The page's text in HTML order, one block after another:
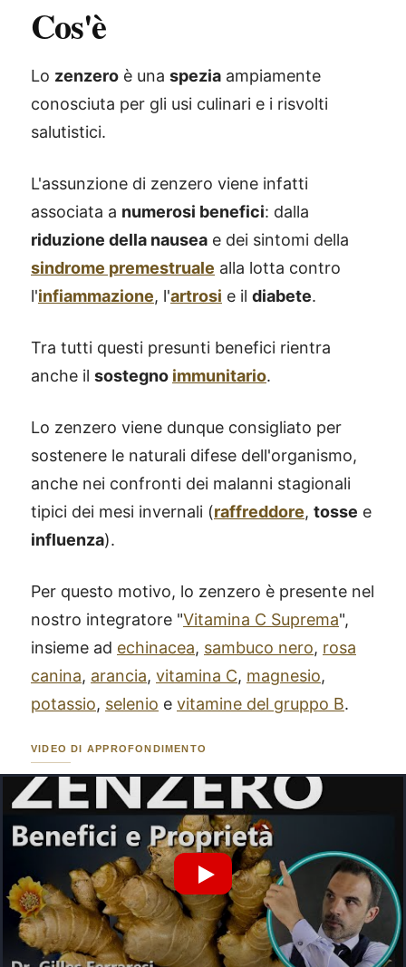
Cos'è
Lo zenzero è una spezia ampiamente
conosciuta per gli usi culinari e i risvolti
salutistici.
L'assunzione di zenzero viene infatti
associata a numerosi benefici: dalla
riduzione della nausea e dei sintomi della
sindrome premestruale alla lotta contro
l'infiammazione, l'artrosi e il diabete.
Tra tutti questi presunti benefici rientra
anche il sostegno immunitario.
Lo zenzero viene dunque consigliato per
sostenere le naturali difese dell'organismo,
anche nei confronti dei malanni stagionali
tipici dei mesi invernali (raffreddore, tosse e
influenza).
Per questo motivo, lo zenzero è presente nel
nostro integratore "Vitamina C Suprema",
insieme ad echinacea, sambuco nero, rosa
canina, arancia, vitamina C, magnesio,
potassio, selenio e vitamine del gruppo B.
VIDEO DI APPROFONDIMENTO
Riproduci Video YouTube